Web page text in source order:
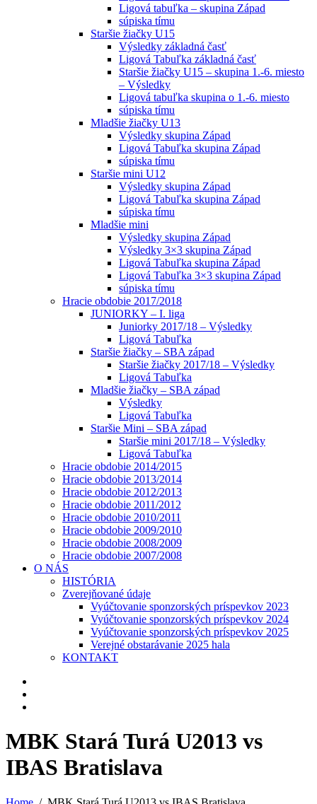
Ligová tabuľka – skupina Západ
súpiska tímu
Staršie žiačky U15
Výsledky základná časť
Ligová Tabuľka základná časť
Staršie žiačky U15 – skupina 1.-6. miesto
– Výsledky
Ligová tabuľka skupina o 1.-6. miesto
súpiska tímu
Mladšie žiačky U13
Výsledky skupina Západ
Ligová Tabuľka skupina Západ
súpiska tímu
Staršie mini U12
Výsledky skupina Západ
Ligová Tabuľka skupina Západ
súpiska tímu
Mladšie mini
Výsledky skupina Západ
Výsledky 3×3 skupina Západ
Ligová Tabuľka skupina Západ
Ligová Tabuľka 3×3 skupina Západ
súpiska tímu
Hracie obdobie 2017/2018
JUNIORKY – I. liga
Juniorky 2017/18 – Výsledky
Ligová Tabuľka
Staršie žiačky – SBA západ
Staršie žiačky 2017/18 – Výsledky
Ligová Tabuľka
Mladšie žiačky – SBA západ
Výsledky
Ligová Tabuľka
Staršie Mini – SBA západ
Staršie mini 2017/18 – Výsledky
Ligová Tabuľka
Hracie obdobie 2014/2015
Hracie obdobie 2013/2014
Hracie obdobie 2012/2013
Hracie obdobie 2011/2012
Hracie obdobie 2010/2011
Hracie obdobie 2009/2010
Hracie obdobie 2008/2009
Hracie obdobie 2007/2008
O NÁS
HISTÓRIA
Zverejňované údaje
Vyúčtovanie sponzorských príspevkov 2023
Vyúčtovanie sponzorských príspevkov 2024
Vyúčtovanie sponzorských príspevkov 2025
Verejné obstarávanie 2025 hala
KONTAKT
MBK Stará Turá U2013 vs
IBAS Bratislava